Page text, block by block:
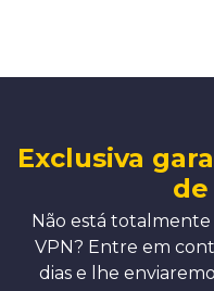
Exclusiva
de
Não está totalmente
VPN? Entre em
dias e lhe